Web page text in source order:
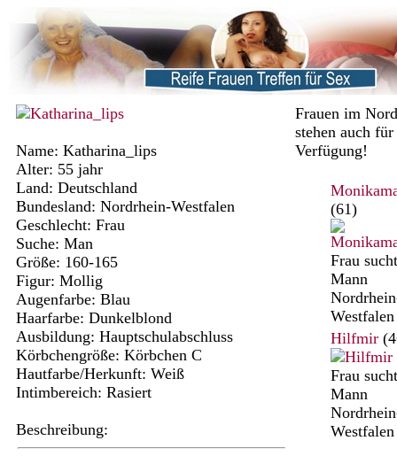
Name: Katharina_lips
Alter: 55 jahr
Land: Deutschland
Bundesland: Nordrhein-Westfalen
Geschlecht: Frau
Suche: Man
Größe: 160-165
Figur: Mollig
Augenfarbe: Blau
Haarfarbe: Dunkelblond
Ausbildung: Hauptschulabschluss
Körbchengröße: Körbchen C
Hautfarbe/Herkunft: Weiß
Intimbereich: Rasiert
Beschreibung:
Frauen im
stehen auch
Verfügung!
(61)
Frau sucht
Mann
Westfalen
Hilfmir
Frau sucht
Mann
Westfalen